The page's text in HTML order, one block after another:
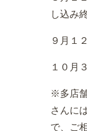
し込み
９月１
１０月
※多店
さんに
で、ご